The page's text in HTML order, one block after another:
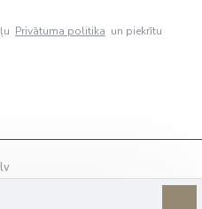
Privātuma politika un piekrītu